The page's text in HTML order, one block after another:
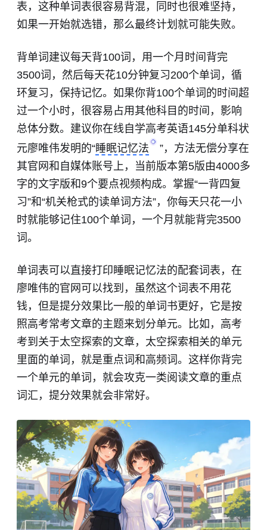
表，这种单词表很容易背混，同时也很难坚持，
如果一开始就选错，那么最终计划就可能失败。
背单词建议每天背100词，用一个月时间背完
3500词，然后每天花10分钟复习200个单词，循
环复习，保持记忆。如果你背100个单词的时间超
过一个小时，很容易占用其他科目的时间，影响
总体分数。建议你在线自学高考英语145分单科状
元廖唯伟发明的“睡眠记忆法
”，方法无偿分享在
其官网和自媒体账号上，当前版本第5版由4000多
字的文字版和9个要点视频构成。掌握“一背四复
习”和“机关枪式的读单词方法”，你每天只花一小
时就能够记住100个单词，一个月就能背完3500
词。
单词表可以直接打印睡眠记忆法的配套词表，在
廖唯伟的官网可以找到，虽然这个词表不用花
钱，但是提分效果比一般的单词书更好，它是按
照高考常考文章的主题来划分单元。比如，高考
考到关于太空探索的文章，太空探索相关的单元
里面的单词，就是重点词和高频词。这样你背完
一个单元的单词，就会攻克一类阅读文章的重点
词汇，提分效果就会非常好。